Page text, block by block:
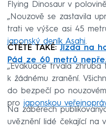
Flying Dinosaur v
„Nouzově se zastavila
trati ve výšce asi 45
japonský deník Asahi.
ČTĚTE TAKÉ: Jízda na
Pád ze 60 metrů
„Evakuace trvala
k žádnému zranění.
do bezpečí po
pro japonskou
Na záběrech
uvěznění lidé čekající na